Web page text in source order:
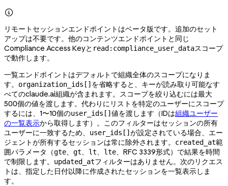

リモートセッションエンドポイントはベータ版です。追加のセット
アップは不要です。他のコンテンツエンドポイントと同じ
Compliance Access Keyと read:compliance_user_dataスコープ
で動作します。
一覧エンドポイントはデフォルトで組織全体のスコープになりま
す。
organization_ids[] を省略すると、キーが読み取り可能なす
べてのclaude.ai組織が含まれます。スコープを絞り込むには最大
500個の値を渡します。代わりにリストを特定のユーザーにスコープ
するには、1〜10個のuser_ids[] 値を渡します（IDは組織ユーザー
の一覧表示から取得します）。このフィルターはセッションの所有
ユーザーに一致するため、
user_ids[] が設定されている場合、エー
ジェントが所有するセッションは常に除外されます。
created_at範
囲パラメータ（gte、 gt、 lt、 lte、RFC 3339形式）で結果を時間
で制限します。
updated_atフィルターはありません。次のリクエス
トは、指定した日付以降に作成されたセッションを一覧表示しま
す。